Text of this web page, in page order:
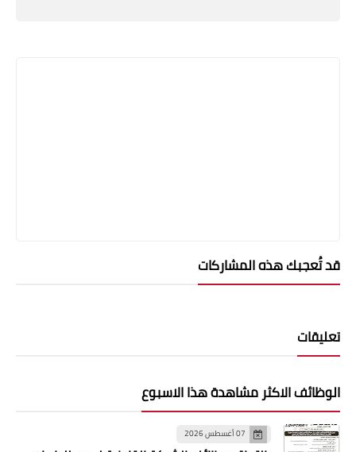
قد تُعجبك هذه المشاركات
تعليقات
الوظائف الاكثر مشاهدة هذا الاسبوع
07 أغسطس 2026